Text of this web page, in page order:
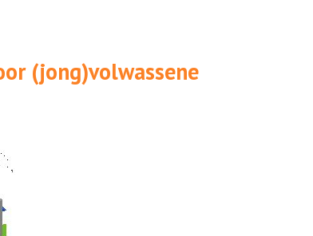
(jong)volwassene